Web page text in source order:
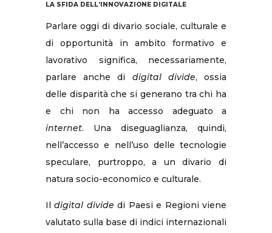
LA SFIDA DELL’INNOVAZIONE DIGITALE
Parlare oggi di divario sociale, culturale e
di opportunità in ambito formativo e
lavorativo significa, necessariamente,
parlare anche di digital divide, ossia
delle disparità che si generano tra chi ha
e chi non ha accesso adeguato a
internet. Una diseguaglianza, quindi,
nell’accesso e nell’uso delle tecnologie
speculare, purtroppo, a un divario di
natura socio-economico e culturale.
Ildigital divide di Paesi e Regioni viene
valutato sulla base di indici internazionali